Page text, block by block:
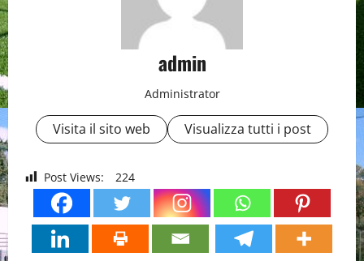
admin
Administrator
Visita il sito web Visualizza tutti i post
Post Views: 224